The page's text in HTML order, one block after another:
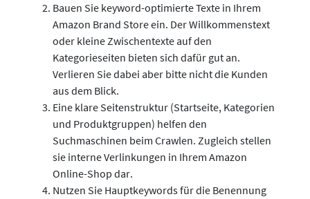
Bauen Sie keyword-optimierte Texte in Ihrem
Amazon Brand Store ein. Der Willkommenstext
oder kleine Zwischentexte auf den
Kategorieseiten bieten sich dafür gut an.
Verlieren Sie dabei aber bitte nicht die Kunden
aus dem Blick.
Eine klare Seitenstruktur (Startseite, Kategorien
und Produktgruppen) helfen den
Suchmaschinen beim Crawlen. Zugleich stellen
sie interne Verlinkungen in Ihrem Amazon
Online-Shop dar.
Nutzen Sie Hauptkeywords für die Benennung